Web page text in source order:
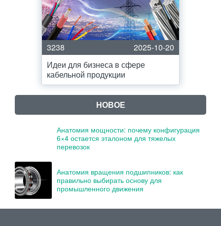
3238
2025-10-20
Идеи для бизнеса в сфере
кабельной продукции
НОВОЕ
Анатомия мощности: почему конфигурация
6×4 остается эталоном для тяжелых
перевозок
Анатомия вращения подшипников: как
правильно выбирать основу для
промышленного движения